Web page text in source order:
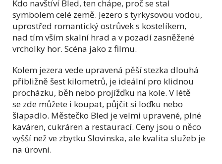
Kdo navštíví Bled, ten chápe, proč se stal
symbolem celé země. Jezero s tyrkysovou vodou,
uprostřed romantický ostrůvek s kostelíkem,
nad tím vším skalní hrad a v pozadí zasněžené
vrcholky hor. Scéna jako z filmu.
Kolem jezera vede upravená pěší stezka dlouhá
přibližně šest kilometrů, je ideální pro klidnou
procházku, běh nebo projížďku na kole. V létě
se zde můžete i koupat, půjčit si loďku nebo
šlapadlo. Městečko Bled je velmi upravené, plné
kaváren, cukráren a restaurací. Ceny jsou o něco
vyšší než ve zbytku Slovinska, ale kvalita služeb je
na úrovni.